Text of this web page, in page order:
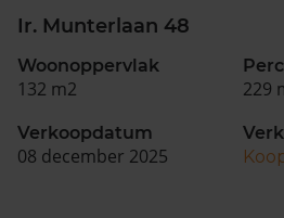
Ir. Munterlaan 48
Woonoppervlak
132 m2 229
Verkoopdatum
08 december 2025